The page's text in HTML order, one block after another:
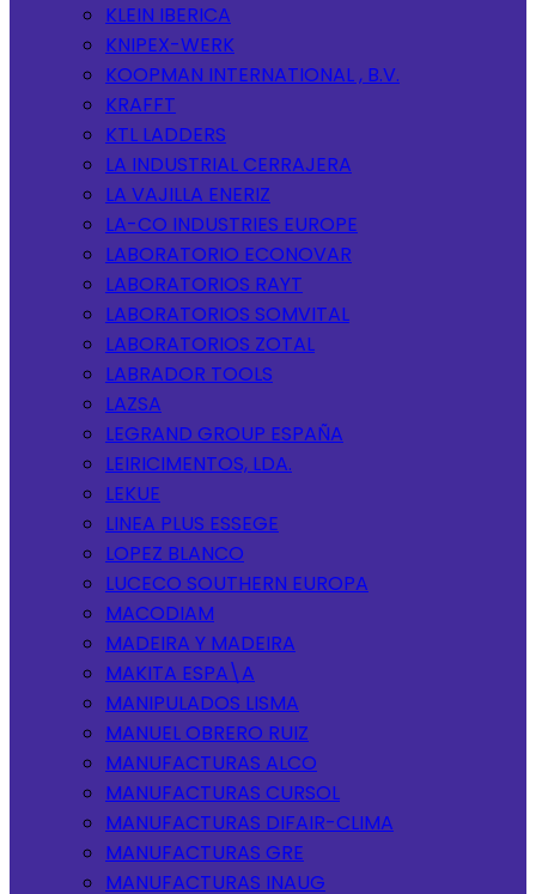
KLEIN IBERICA
KNIPEX-WERK
KOOPMAN INTERNATIONAL , B.V.
KRAFFT
KTL LADDERS
LA INDUSTRIAL CERRAJERA
LA VAJILLA ENERIZ
LA-CO INDUSTRIES EUROPE
LABORATORIO ECONOVAR
LABORATORIOS RAYT
LABORATORIOS SOMVITAL
LABORATORIOS ZOTAL
LABRADOR TOOLS
LAZSA
LEGRAND GROUP ESPAÑA
LEIRICIMENTOS, LDA.
LEKUE
LINEA PLUS ESSEGE
LOPEZ BLANCO
LUCECO SOUTHERN EUROPA
MACODIAM
MADEIRA Y MADEIRA
MAKITA ESPA\A
MANIPULADOS LISMA
MANUEL OBRERO RUIZ
MANUFACTURAS ALCO
MANUFACTURAS CURSOL
MANUFACTURAS DIFAIR-CLIMA
MANUFACTURAS GRE
MANUFACTURAS INAUG